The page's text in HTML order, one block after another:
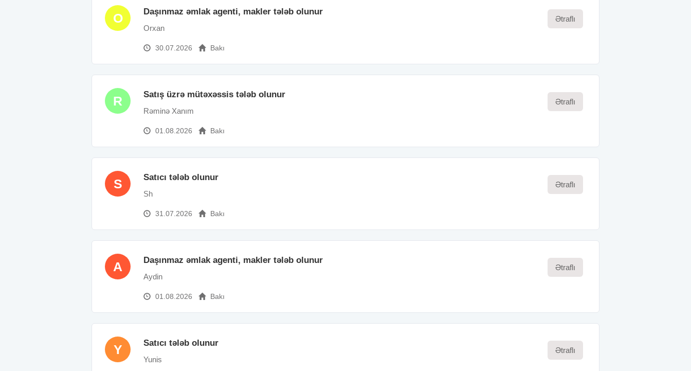
O Daşınmaz əmlak agenti, makler tələb olunur
Orxan
30.07.2026 Bakı
Ətraflı
R Satış üzrə mütəxəssis tələb olunur
Rəminə Xanım
01.08.2026 Bakı
Ətraflı
S Satıcı tələb olunur
Sh
31.07.2026 Bakı
Ətraflı
A Daşınmaz əmlak agenti, makler tələb olunur
Aydin
01.08.2026 Bakı
Ətraflı
Y Satıcı tələb olunur
Yunis
Ətraflı